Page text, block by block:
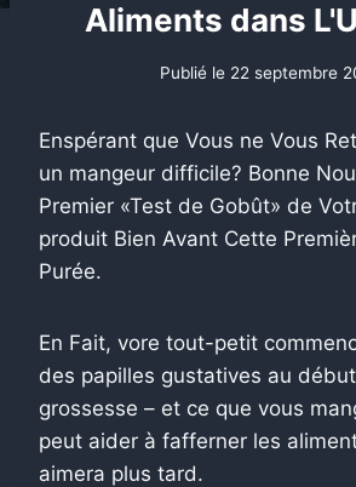
Aliments dans
Publié le 22 septembre
Enspérant que Vous ne Vous
un mangeur difficile? Bonne
Premier «Test de Gobût» de
produit Bien Avant Cette
Purée.
En Fait, vore tout-petit
des papilles gustatives au
grossesse – et ce que vous
peut aider à fafferner les
aimera plus tard.